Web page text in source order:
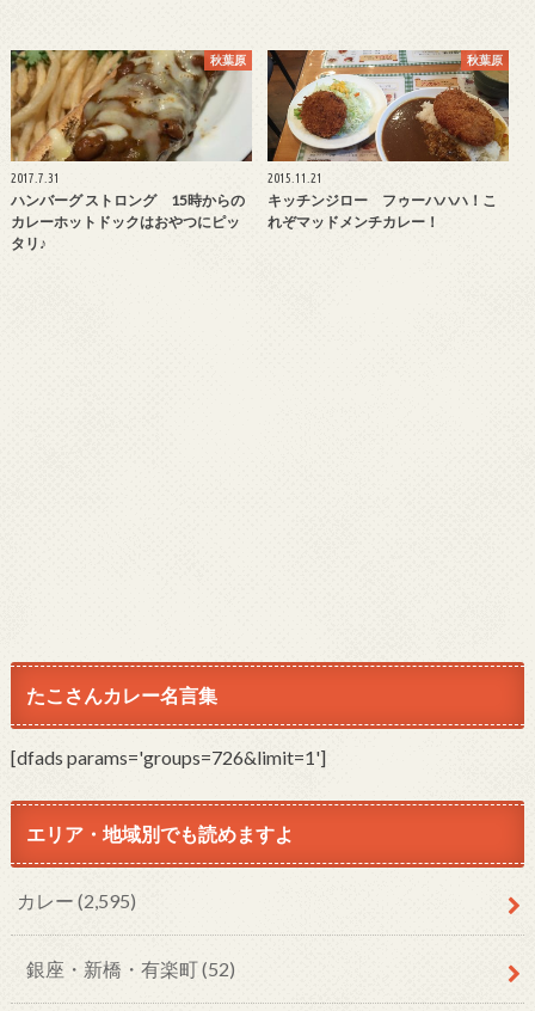
秋葉原
2017.7.31
ハンバーグ ストロング 15時からの
カレーホットドックはおやつにピッ
タリ♪
秋葉原
2015.11.21
キッチンジロー フゥーハハハ！こ
れぞマッドメンチカレー！
たこさんカレー名言集
[dfads params='groups=726&limit=1']
エリア・地域別でも読めますよ
カレー (2,595)
銀座・新橋・有楽町(52)